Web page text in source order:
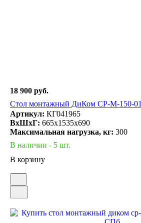
18 900 руб.
Стол монтажный ДиКом СР-М-150-01
Артикул: КГ041965
ВxШxГ: 665x1535x690
Максимальная нагрузка, кг: 300
В наличии - 5 шт.
В корзину